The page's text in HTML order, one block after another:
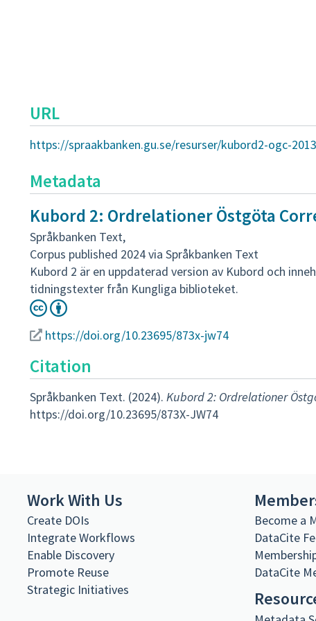
URL
https://spraakbanken.gu.se/resurser/kubord2-ogc-2013
Metadata
Kubord 2: Ordrelationer Östgöta
Språkbanken Text,
Corpus published 2024 via Språkbanken Text
Kubord 2 är en uppdaterad version av Kubord och
tidningstexter från Kungliga biblioteket.
https://doi.org/10.23695/873x-jw74
Citation
Språkbanken Text. (2024). Kubord 2: Ordrelationer
https://doi.org/10.23695/873X-JW74
Work With Us
Create DOIs
Integrate Workflows
Enable Discovery
Promote Reuse
Strategic Initiatives
Become a
DataCite
DataCite